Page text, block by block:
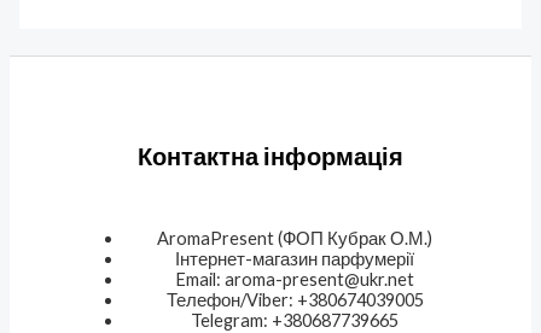
Контактна інформація
AromaPresent (ФОП Кубрак О.М.)
Інтернет-магазин парфумерії
Email: aroma-present@ukr.net
Телефон/Viber: +380674039005
Telegram: +380687739665